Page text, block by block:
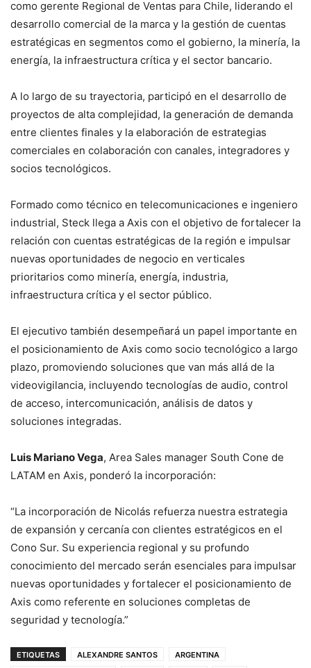
como gerente Regional de Ventas para Chile, liderando el
desarrollo comercial de la marca y la gestión de cuentas
estratégicas en segmentos como el gobierno, la minería, la
energía, la infraestructura crítica y el sector bancario.
A lo largo de su trayectoria, participó en el desarrollo de
proyectos de alta complejidad, la generación de demanda
entre clientes finales y la elaboración de estrategias
comerciales en colaboración con canales, integradores y
socios tecnológicos.
Formado como técnico en telecomunicaciones e ingeniero
industrial, Steck llega a Axis con el objetivo de fortalecer la
relación con cuentas estratégicas de la región e impulsar
nuevas oportunidades de negocio en verticales
prioritarios como minería, energía, industria,
infraestructura crítica y el sector público.
El ejecutivo también desempeñará un papel importante en
el posicionamiento de Axis como socio tecnológico a largo
plazo, promoviendo soluciones que van más allá de la
videovigilancia, incluyendo tecnologías de audio, control
de acceso, intercomunicación, análisis de datos y
soluciones integradas.
Luis Mariano Vega, Area Sales manager South Cone de
LATAM en Axis, ponderó la incorporación:
“La incorporación de Nicolás refuerza nuestra estrategia
de expansión y cercanía con clientes estratégicos en el
Cono Sur. Su experiencia regional y su profundo
conocimiento del mercado serán esenciales para impulsar
nuevas oportunidades y fortalecer el posicionamiento de
Axis como referente en soluciones completas de
seguridad y tecnología.”
ETIQUETAS ALEXANDRE SANTOS
ARGENTINA